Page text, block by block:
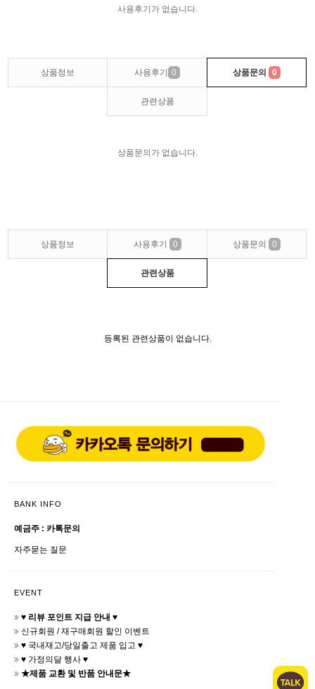
사용후기가 없습니다.
상품정보 사용후기 0 상품문의 0
관련상품
상품문의가 없습니다.
상품정보 사용후기 0 상품문의 0
관련상품
등록된 관련상품이 없습니다.
BANK INFO
예금주 : 카톡문의
자주묻는 질문
EVENT
♥ 리뷰 포인트 지급 안내 ♥
신규회원 / 재구매회원 할인 이벤트
♥ 국내재고/당일출고 제품 입고 ♥
♥ 가정의달 행사 ♥
★제품 교환 및 반품 안내문★